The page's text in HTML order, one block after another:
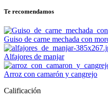
Te recomendamos
Guiso de carne mechada con
Alfajores de manjar
Arroz con camarón y cangrejo
Calificación